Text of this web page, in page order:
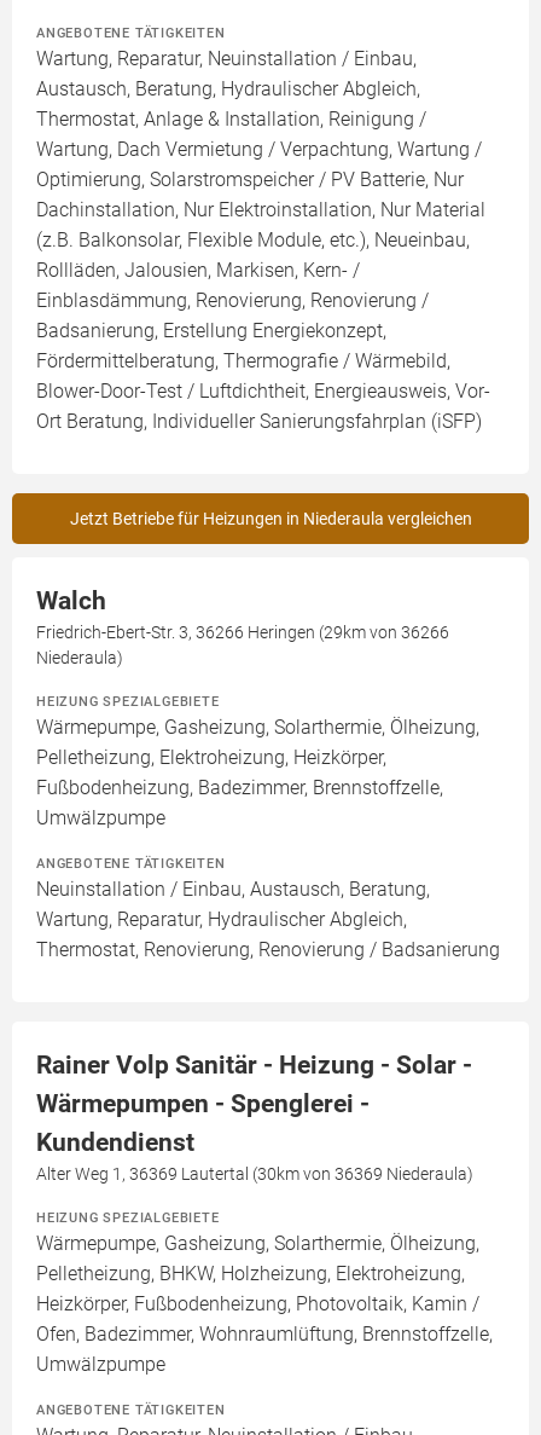
ANGEBOTENE TÄTIGKEITEN
Wartung, Reparatur, Neuinstallation / Einbau,
Austausch, Beratung, Hydraulischer Abgleich,
Thermostat, Anlage & Installation, Reinigung /
Wartung, Dach Vermietung / Verpachtung, Wartung /
Optimierung, Solarstromspeicher / PV Batterie, Nur
Dachinstallation, Nur Elektroinstallation, Nur Material
(z.B. Balkonsolar, Flexible Module, etc.), Neueinbau,
Rollläden, Jalousien, Markisen, Kern- /
Einblasdämmung, Renovierung, Renovierung /
Badsanierung, Erstellung Energiekonzept,
Fördermittelberatung, Thermografie / Wärmebild,
Blower-Door-Test / Luftdichtheit, Energieausweis, Vor-
Ort Beratung, Individueller Sanierungsfahrplan (iSFP)
Jetzt Betriebe für Heizungen in Niederaula vergleichen
Walch
Friedrich-Ebert-Str. 3, 36266 Heringen (29km von 36266
Niederaula)
HEIZUNG SPEZIALGEBIETE
Wärmepumpe, Gasheizung, Solarthermie, Ölheizung,
Pelletheizung, Elektroheizung, Heizkörper,
Fußbodenheizung, Badezimmer, Brennstoffzelle,
Umwälzpumpe
ANGEBOTENE TÄTIGKEITEN
Neuinstallation / Einbau, Austausch, Beratung,
Wartung, Reparatur, Hydraulischer Abgleich,
Thermostat, Renovierung, Renovierung / Badsanierung
Rainer Volp Sanitär - Heizung - Solar -
Wärmepumpen - Spenglerei -
Kundendienst
Alter Weg 1, 36369 Lautertal (30km von 36369 Niederaula)
HEIZUNG SPEZIALGEBIETE
Wärmepumpe, Gasheizung, Solarthermie, Ölheizung,
Pelletheizung, BHKW, Holzheizung, Elektroheizung,
Heizkörper, Fußbodenheizung, Photovoltaik, Kamin /
Ofen, Badezimmer, Wohnraumlüftung, Brennstoffzelle,
Umwälzpumpe
ANGEBOTENE TÄTIGKEITEN